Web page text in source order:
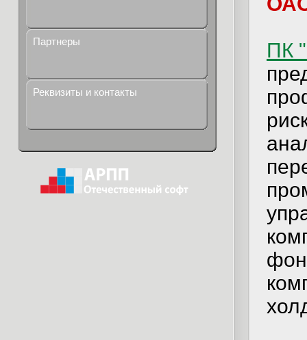
Партнеры
Реквизиты и контакты
ПК